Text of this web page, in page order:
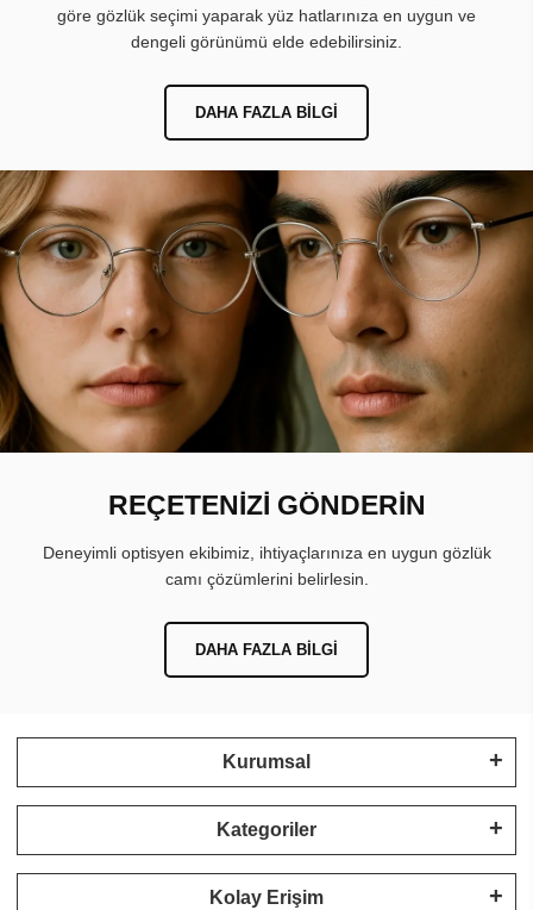
göre gözlük seçimi yaparak yüz hatlarınıza en uygun ve
dengeli görünümü elde edebilirsiniz.
DAHA FAZLA BILGI
REÇETENİZİ GÖNDERİN
Deneyimli optisyen ekibimiz, ihtiyaçlarınıza en uygun gözlük
camı çözümlerini belirlesin.
DAHA FAZLA BILGI
Kurumsal
Kategoriler
Kolay Erişim